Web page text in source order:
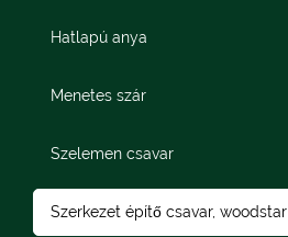
Hatlapú anya
Menetes szár
Szelemen csavar
Szerkezet építő csavar, woodstar